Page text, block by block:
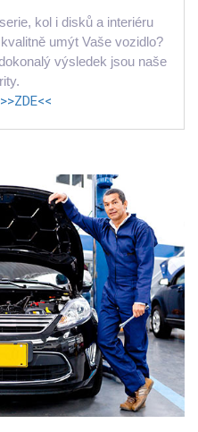
kol i disků a interiéru
umýt Vaše vozidlo?
výsledek jsou naše
>>ZDE<<